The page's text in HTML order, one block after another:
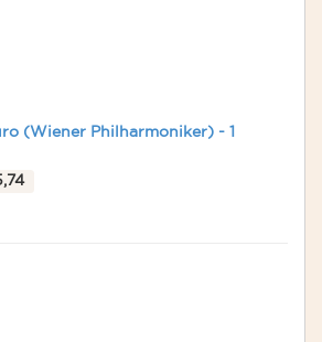
(Wiener Philharmoniker) - 1